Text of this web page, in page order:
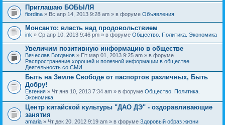
я
т
е
м
а
с
о
д
е
р
ж
и
т
о
п
р
о
с
.
о
ж
е
н
и
я
Приглашаю БОБЫЛЯ
fiordina » Вс апр 14, 2013 9:28 am » в форуме Объявления
Монсанто: власть над продовольствием
ink » Ср апр 10, 2013 9:46 pm » в форуме Общество. Политика. Экономика
Увеличим позитивную информацию в обществе
Вячеслав Богданов » Пт мар 01, 2013 9:25 am » в форуме
Распространение хорошей и полезной информации в обществе.
Деятельность со СМИ
Быть на Земле Свободе от паспортов различных, Быть
Добру!
Евгения » Чт янв 10, 2013 7:34 am » в форуме Общество. Политика.
Экономика
Центр китайской культуры "ДАО ДЭ" - оздоравливающие
занятия
amaria » Чт дек 20, 2012 9:19 am » в форуме Здоровый образ жизни